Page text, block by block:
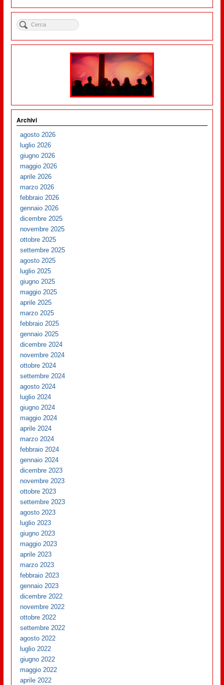
Archivi
agosto 2026
luglio 2026
giugno 2026
maggio 2026
aprile 2026
marzo 2026
febbraio 2026
gennaio 2026
dicembre 2025
novembre 2025
ottobre 2025
settembre 2025
agosto 2025
luglio 2025
giugno 2025
maggio 2025
aprile 2025
marzo 2025
febbraio 2025
gennaio 2025
dicembre 2024
novembre 2024
ottobre 2024
settembre 2024
agosto 2024
luglio 2024
giugno 2024
maggio 2024
aprile 2024
marzo 2024
febbraio 2024
gennaio 2024
dicembre 2023
novembre 2023
ottobre 2023
settembre 2023
agosto 2023
luglio 2023
giugno 2023
maggio 2023
aprile 2023
marzo 2023
febbraio 2023
gennaio 2023
dicembre 2022
novembre 2022
ottobre 2022
settembre 2022
agosto 2022
luglio 2022
giugno 2022
maggio 2022
aprile 2022